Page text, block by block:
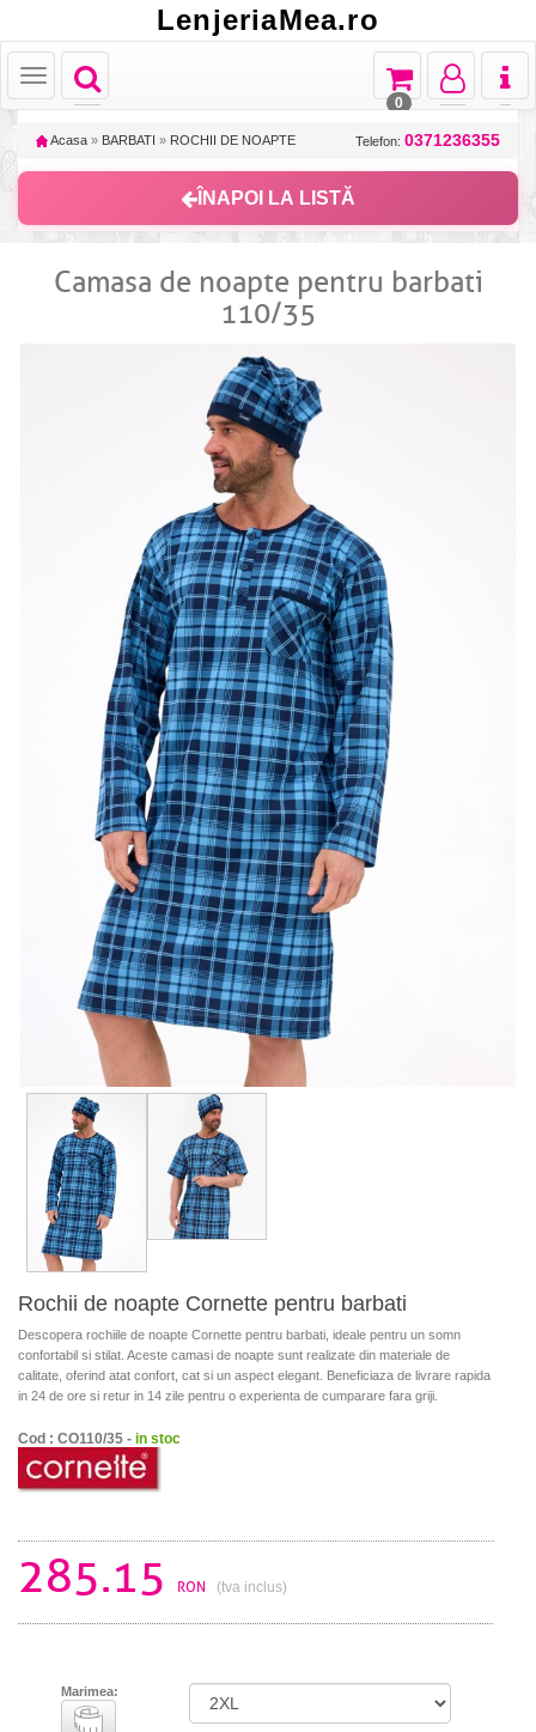
LenjeriaMea.ro
Toggle
navigation
Toggle
Toggle
navigation
Toggle
navigation
Toggle
navigation
0
Acasa » BARBATI » ROCHII DE NOAPTE Telefon: 0371236355
ÎNAPOI LA LISTĂ
Camasa de noapte pentru barbati
110/35
Rochii de noapte Cornette pentru barbati
Descopera rochiile de noapte Cornette pentru barbati, ideale pentru un somn
confortabil si stilat. Aceste camasi de noapte sunt realizate din materiale de
calitate, oferind atat confort, cat si un aspect elegant. Beneficiaza de livrare rapida
in 24 de ore si retur in 14 zile pentru o experienta de cumparare fara griji.
Cod : CO110/35 - in stoc
285.15 RON (tva inclus)
Marimea: